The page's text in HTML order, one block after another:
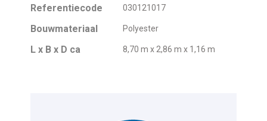
Referentiecode 030121017
Bouwmateriaal Polyester
L x B x D ca 8,70 m x 2,86 m x 1,16 m